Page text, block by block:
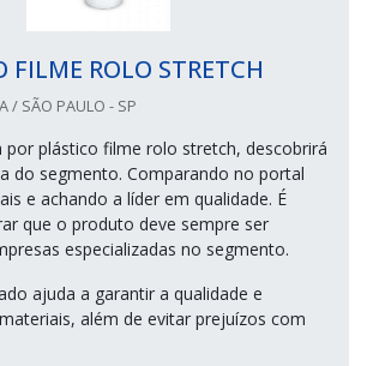
FILME ROLO STRETCH
/ SÃO PAULO - SP
por plástico filme rolo stretch, descobrirá
do segmento. Comparando no portal
e achando a líder em qualidade. É
que o produto deve sempre ser
especializadas no segmento.
ajuda a garantir a qualidade e
além de evitar prejuízos com